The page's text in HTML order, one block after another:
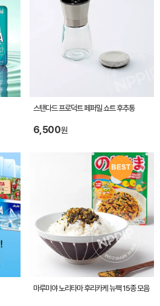
스탠다드 프로덕트 페퍼밀 쇼트 후추통
6,500원
마루미야 노리타마 후리카케 뉴팩 15종 모음